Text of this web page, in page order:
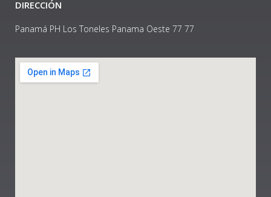
DIRECCIÓN
Panamá PH Los Toneles Panama Oeste 77 77